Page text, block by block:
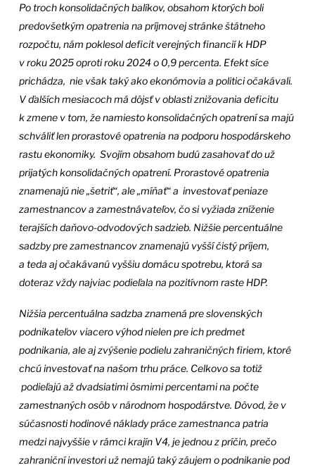
Po troch konsolidačných balíkov, obsahom ktorých boli
predovšetkým opatrenia na príjmovej stránke štátneho
rozpočtu, nám poklesol deficit verejných financií k HDP
v roku 2025 oproti roku 2024 o 0,9 percenta. Efekt síce
prichádza, nie však taký ako ekonómovia a politici očakávali.
V ďalších mesiacoch má dôjsť v oblasti znižovania deficitu
k zmene v tom, že namiesto konsolidačných opatrení sa majú
schváliť len prorastové opatrenia na podporu hospodárskeho
rastu ekonomiky. Svojím obsahom budú zasahovať do už
prijatých konsolidačných opatrení. Prorastové opatrenia
znamenajú nie „šetriť“, ale „míňať“ a investovať peniaze
zamestnancov a zamestnávateľov, čo si vyžiada zníženie
terajších daňovo-odvodových sadzieb. Nižšie percentuálne
sadzby pre zamestnancov znamenajú vyšší čistý príjem,
a teda aj očakávanú vyššiu domácu spotrebu, ktorá sa
doteraz vždy najviac podieľala na pozitívnom raste HDP.
Nižšia percentuálna sadzba znamená pre slovenských
podnikateľov viacero výhod nielen pre ich predmet
podnikania, ale aj zvýšenie podielu zahraničných firiem, ktoré
chcú investovať na našom trhu práce. Celkovo sa totiž
podieľajú až dvadsiatimi ôsmimi percentami na počte
zamestnaných osôb v národnom hospodárstve. Dôvod, že v
súčasnosti hodinové náklady práce zamestnanca patria
medzi najvyššie v rámci krajín V4, je jednou z príčin, prečo
zahraniční investori už nemajú taký záujem o podnikanie pod